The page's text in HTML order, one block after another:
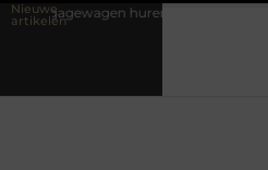
Nieuwe
artikelenKies de juiste aanhanger voor